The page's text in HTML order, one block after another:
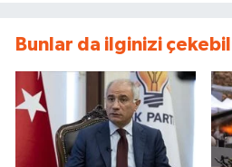
Bunlar da ilginizi